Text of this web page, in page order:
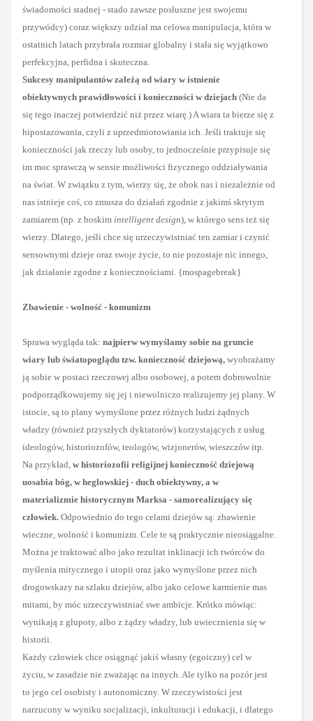
świadomości stadnej - stado zawsze posłuszne jest swojemu
przywódcy) coraz większy udział ma celowa manipulacja, która w
ostatnich latach przybrała rozmiar globalny i stała się wyjątkowo
perfekcyjna, perfidna i skuteczna.
Sukcesy manipulantów zależą od wiary w istnienie
obiektywnych prawidłowości i konieczności w dziejach (Nie da
się tego inaczej potwierdzić niż przez wiarę.) A wiara ta bierze się z
hipostazowania, czyli z uprzedmiotowiania ich. Jeśli traktuje się
konieczności jak rzeczy lub osoby, to jednocześnie przypisuje się
im moc sprawczą w sensie możliwości fizycznego oddziaływania
na świat. W związku z tym, wierzy się, że obok nas i niezależnie od
nas istnieje coś, co zmusza do działań zgodnie z jakimś skrytym
zamiarem (np. z boskim intelligent design), w którego sens też się
wierzy. Dlatego, jeśli chce się urzeczywistniać ten zamiar i czynić
sensownymi dzieje oraz swoje życie, to nie pozostaje nic innego,
jak działanie zgodne z koniecznościami. {mospagebreak}
Zbawienie - wolność - komunizm
Sprawa wygląda tak: najpierw wymyślamy sobie na gruncie
wiary lub światopoglądu tzw. konieczność dziejową, wyobrażamy
ją sobie w postaci rzeczowej albo osobowej, a potem dobrowolnie
podporządkowujemy się jej i niewolniczo realizujemy jej plany. W
istocie, są to plany wymyślone przez różnych ludzi żądnych
władzy (również przyszłych dyktatorów) korzystających z usług
ideologów, historiozofów, teologów, wizjonerów, wieszczów itp.
Na przykład, w historiozofii religijnej konieczność dziejową
uosabia bóg, w heglowskiej - duch obiektywny, a w
materializmie historycznym Marksa - samorealizujący się
człowiek. Odpowiednio do tego celami dziejów są: zbawienie
wieczne, wolność i komunizm. Cele te są praktycznie nieosiągalne.
Można je traktować albo jako rezultat inklinacji ich twórców do
myślenia mitycznego i utopii oraz jako wymyślone przez nich
drogowskazy na szlaku dziejów, albo jako celowe karmienie mas
mitami, by móc urzeczywistniać swe ambicje. Krótko mówiąc:
wynikają z głupoty, albo z żądzy władzy, lub uwiecznienia się w
historii.
Każdy człowiek chce osiągnąć jakiś własny (egoiczny) cel w
życiu, w zasadzie nie zważając na innych. Ale tylko na pozór jest
to jego cel osobisty i autonomiczny. W rzeczywistości jest
narzucony w wyniku socjalizacji, inkulturacji i edukacji, i dlatego